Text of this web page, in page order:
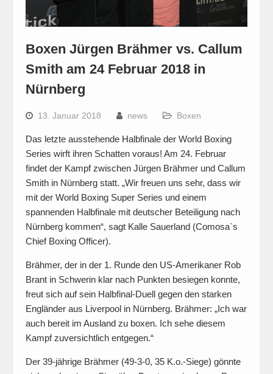
Boxen Jürgen Brähmer vs. Callum
Smith am 24 Februar 2018 in
Nürnberg
13. Januar 2018 news Boxen
Das letzte ausstehende Halbfinale der World Boxing
Series wirft ihren Schatten voraus! Am 24. Februar
findet der Kampf zwischen Jürgen Brähmer und Callum
Smith in Nürnberg statt. „Wir freuen uns sehr, dass wir
mit der World Boxing Super Series und einem
spannenden Halbfinale mit deutscher Beteiligung nach
Nürnberg kommen“, sagt Kalle Sauerland (Comosa`s
Chief Boxing Officer).
Brähmer, der in der 1. Runde den US-Amerikaner Rob
Brant in Schwerin klar nach Punkten besiegen konnte,
freut sich auf sein Halbfinal-Duell gegen den starken
Engländer aus Liverpool in Nürnberg. Brähmer: „Ich war
auch bereit im Ausland zu boxen. Ich sehe diesem
Kampf zuversichtlich entgegen.“
Der 39-jährige Brähmer (49-3-0, 35 K.o.-Siege) gönnte